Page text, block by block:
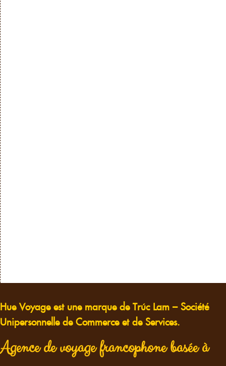
Hue Voyage est une marque de Trúc Lam – Société
Unipersonnelle de Commerce et de Services.
Agence de voyage francophone basée à